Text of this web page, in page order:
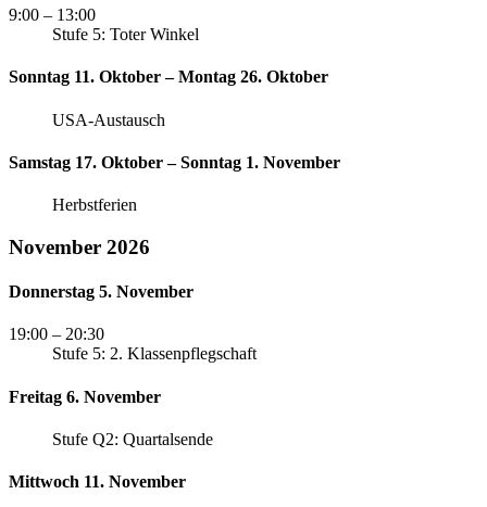
9:00 – 13:00
Stufe 5: Toter Winkel
Sonntag 11. Oktober – Montag 26. Oktober
USA-Austausch
Samstag 17. Oktober – Sonntag 1. November
Herbstferien
November 2026
Donnerstag 5. November
19:00 – 20:30
Stufe 5: 2. Klassenpflegschaft
Freitag 6. November
Stufe Q2: Quartalsende
Mittwoch 11. November